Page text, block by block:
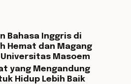
Bahasa Inggris di
Hemat dan Magang
Masoem
yang Mengandung
Hidup Lebih Baik